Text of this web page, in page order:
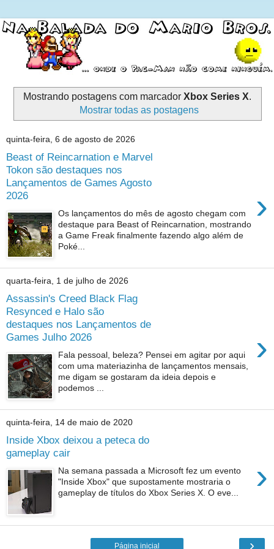
Mostrando postagens com marcador Xbox Series X.
Mostrar todas as postagens
quinta-feira, 6 de agosto de 2026
Beast of Reincarnation e Marvel
Tokon são destaques nos
Lançamentos de Games Agosto
2026
›
Os lançamentos do mês de agosto chegam com
destaque para Beast of Reincarnation, mostrando
a Game Freak finalmente fazendo algo além de
Poké...
quarta-feira, 1 de julho de 2026
Assassin's Creed Black Flag
Resynced e Halo são
destaques nos Lançamentos de
Games Julho 2026
›
Fala pessoal, beleza? Pensei em agitar por aqui
com uma materiazinha de lançamentos mensais,
me digam se gostaram da ideia depois e
podemos ...
quinta-feira, 14 de maio de 2020
Inside Xbox deixou a peteca do
gameplay cair
›
Na semana passada a Microsoft fez um evento
"Inside Xbox" que supostamente mostraria o
gameplay de títulos do Xbox Series X. O eve...
›
Página inicial